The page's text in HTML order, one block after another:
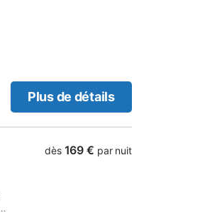
Plus de détails
dès 169 € par nuit